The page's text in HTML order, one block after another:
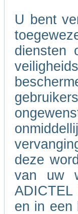
U bent
diensten
deze
van uw
en in een